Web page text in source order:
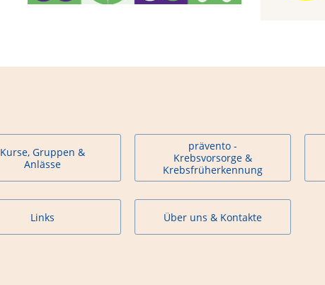
Kurse, Gruppen &
Anlässe
prävento -
Krebsvorsorge &
Krebsfrüherkennung
Links Über uns & Kontakte